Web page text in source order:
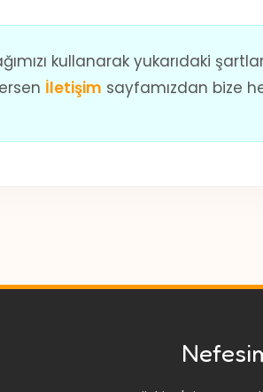
kullanarak yukarıdaki
İletişim sayfamızdan bize